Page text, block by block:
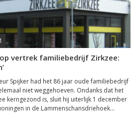
vertrek familiebedrijf Zirkzee:
Spijker had het 86 jaar oude familiebedrijf
niet weggehoeven. Ondanks dat het
kerngezond is, sluit hij uiterlijk 1 december
in de Lammenschansdriehoek...